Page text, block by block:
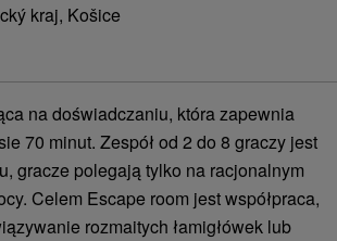
kraj, Košice
na doświadczaniu, która zapewnia
70 minut. Zespół od 2 do 8 graczy jest
gracze polegają tylko na racjonalnym
Celem Escape room jest współpraca,
rozmaitych łamigłówek lub